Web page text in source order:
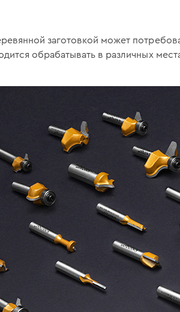
заготовкой может
обрабатывать в различных